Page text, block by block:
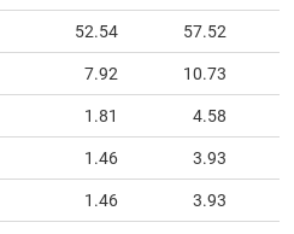
52.54 57.52
7.92 10.73
1.81 4.58
1.46 3.93
1.46 3.93